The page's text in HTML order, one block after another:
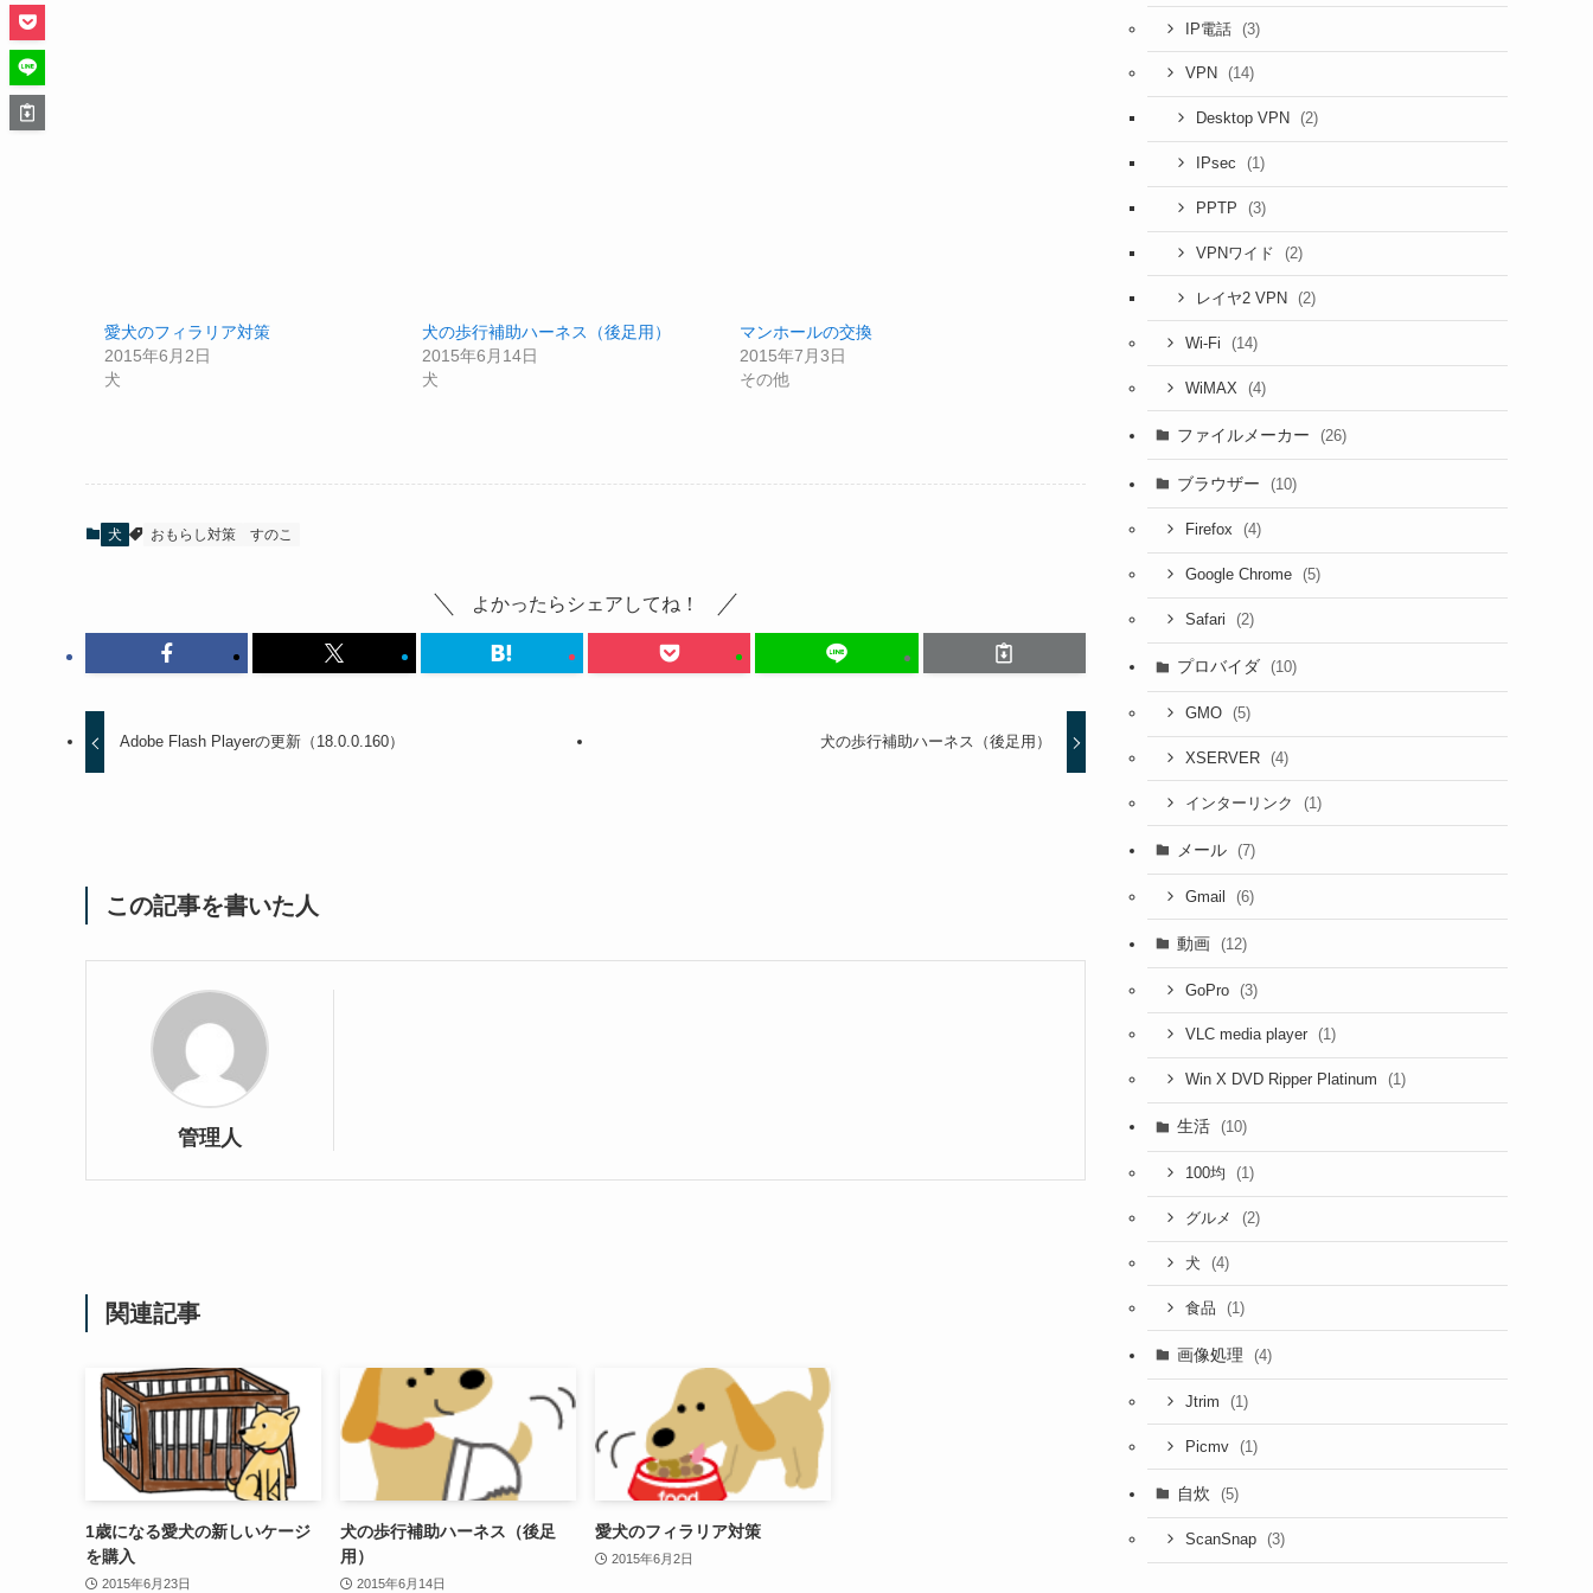
愛犬のフィラリア対策
2015年6月2日
犬
犬の歩行補助ハーネス（後足用）
2015年6月14日
犬
マンホールの交換
2015年7月3日
その他
犬 おもらし対策 すのこ
よかったらシェアしてね！
Adobe Flash Playerの更新（18.0.0.160） 犬の歩行補助ハーネス（後足用）
この記事を書いた人
管理人
関連記事
1歳になる愛犬の新しいケージ
を購入
2015年6月23日
犬の歩行補助ハーネス（後足
用）
2015年6月14日
愛犬のフィラリア対策
2015年6月2日
IP電話 (3)
VPN (14)
Desktop VPN (2)
IPsec (1)
PPTP (3)
VPNワイド (2)
レイヤ2 VPN (2)
Wi-Fi (14)
WiMAX (4)
ファイルメーカー (26)
ブラウザー (10)
Firefox (4)
Google Chrome (5)
Safari (2)
プロバイダ (10)
GMO (5)
XSERVER (4)
インターリンク (1)
メール (7)
Gmail (6)
動画 (12)
GoPro (3)
VLC media player (1)
Win X DVD Ripper Platinum (1)
生活 (10)
100均 (1)
グルメ (2)
犬 (4)
食品 (1)
画像処理 (4)
Jtrim (1)
Picmv (1)
自炊 (5)
ScanSnap (3)